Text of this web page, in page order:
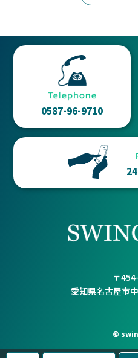
0587-96-9710
〒
愛知県名古屋市
©